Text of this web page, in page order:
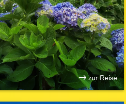
zur Reise